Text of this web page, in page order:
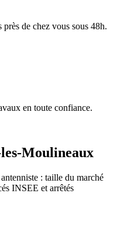
de chez vous sous 48h.
en toute confiance.
Moulineaux
: taille du marché
INSEE et arrêtés